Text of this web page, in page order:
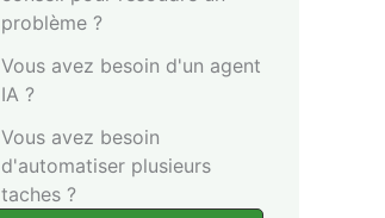
problème ?
Vous avez besoin d'un agent
IA ?
Vous avez besoin
d'automatiser plusieurs
taches ?